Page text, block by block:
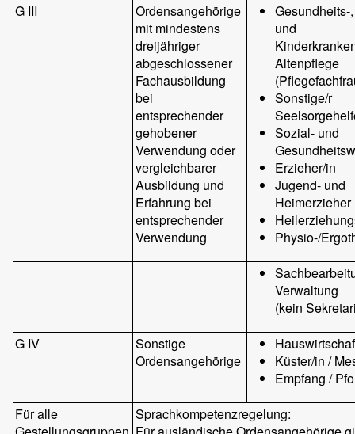
G III
Ordensangehörige
mit mindestens
dreijähriger
abgeschlossener
Fachausbildung
bei
entsprechender
gehobener
Verwendung oder
vergleichbarer
Ausbildung und
Erfahrung bei
entsprechender
Verwendung
Gesundheits-
und
Altenpflege
Sonstige/r
Sozial- und
Erzieher/in
Jugend- und
Heimerzieher
Physio-/
Verwaltung
(kein
G IV
Sonstige
Ordensangehörige
Küster/in /
Empfang /
Für alle
Sprachkompetenzregelung: